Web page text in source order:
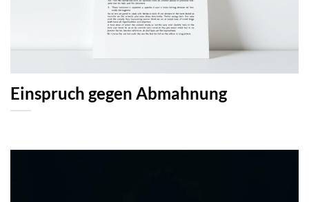
Einspruch gegen Abmahnung